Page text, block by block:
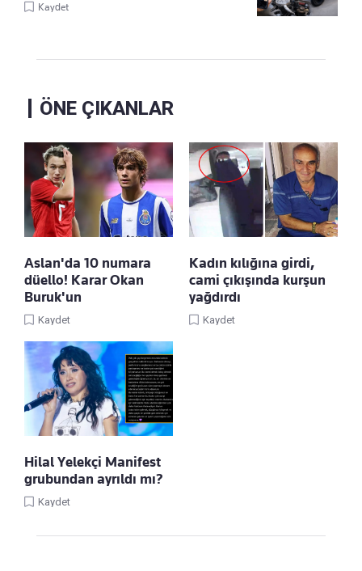
Kaydet
ÖNE ÇIKANLAR
Aslan'da 10 numara
düello! Karar Okan
Buruk'un
Kaydet
Kadın kılığına girdi,
cami çıkışında kurşun
yağdırdı
Kaydet
Hilal Yelekçi Manifest
grubundan ayrıldı mı?
Kaydet